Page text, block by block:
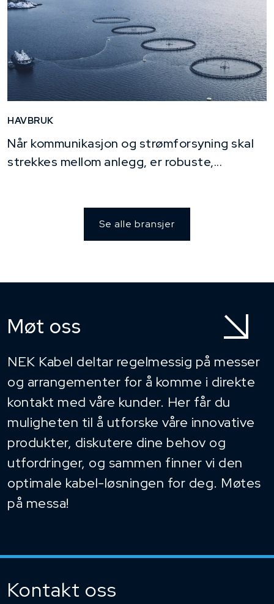
HAVBRUK
Når kommunikasjon og strømforsyning skal
strekkes mellom anlegg, er robuste,...
Se alle bransjer
Møt oss
NEK Kabel deltar regelmessig på messer
og arrangementer for å komme i direkte
kontakt med våre kunder. Her får du
muligheten til å utforske våre innovative
produkter, diskutere dine behov og
utfordringer, og sammen finner vi den
optimale kabel-løsningen for deg. Møtes
på messa!
Kontakt oss